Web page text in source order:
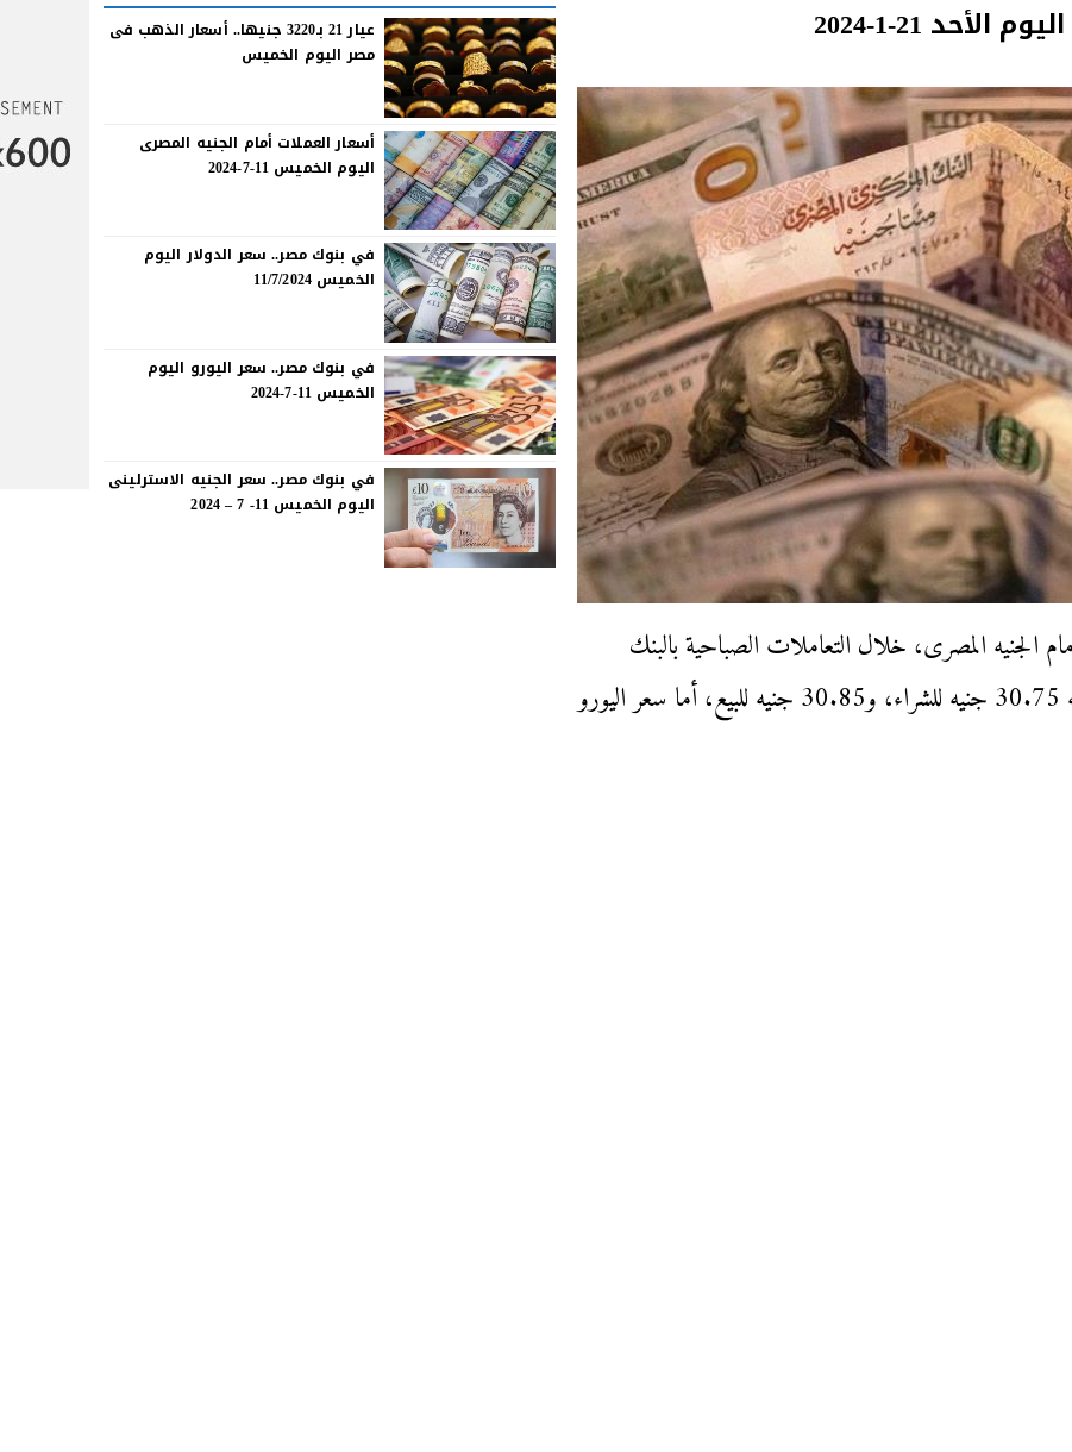
21-1-2024
العملات اليوم الأحد 21-1-2024، أمام الجنيه المصرى، خلال التعاملات الصباحية بالبنك
الأهلي المصرى، حيث سجل سعر الدولار أمام الجنيه 30.75 جنيه للشراء، و30.85 جنيه للبيع، أما سعر اليورو
عيار 21 بـ3220 جنيها.. أسعار الذهب فى
مصر اليوم الخميس
أسعار العملات أمام الجنيه المصرى
اليوم الخميس 11-7-2024
في بنوك مصر.. سعر الدولار اليوم
الخميس 11/7/2024
في بنوك مصر.. سعر اليورو اليوم
الخميس 11-7-2024
في بنوك مصر.. سعر الجنيه الاسترلينى
اليوم الخميس 11- 7 – 2024